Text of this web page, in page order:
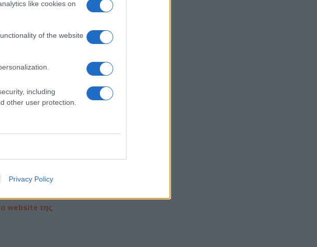
like cookies on
of the website
including
other user protection.
Privacy Policy
Services.
website της